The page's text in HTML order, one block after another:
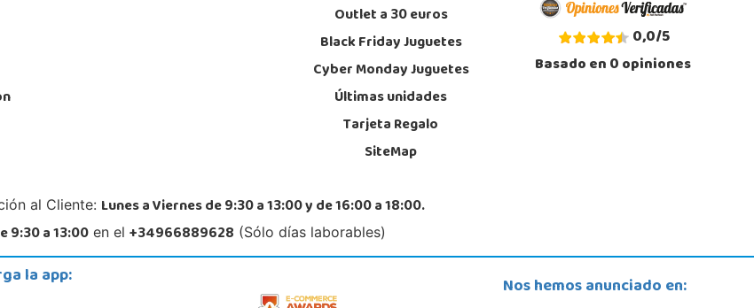
Outlet a 30 euros
Black Friday Juguetes
Cyber Monday Juguetes
Últimas unidades
Tarjeta Regalo
SiteMap
0,0/5
Basado en0opiniones
al Cliente: Lunes a Viernes de 9:30 a 13:00 y de 16:00 a 18:00.
9:30 a 13:00en el +34966889628 (Sólo días laborables)
la app: Nos hemos anunciado en: